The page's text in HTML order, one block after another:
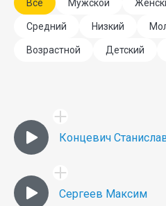
Все Мужской
Средний Низкий
Возрастной Детский
Концевич
Сергеев Максим